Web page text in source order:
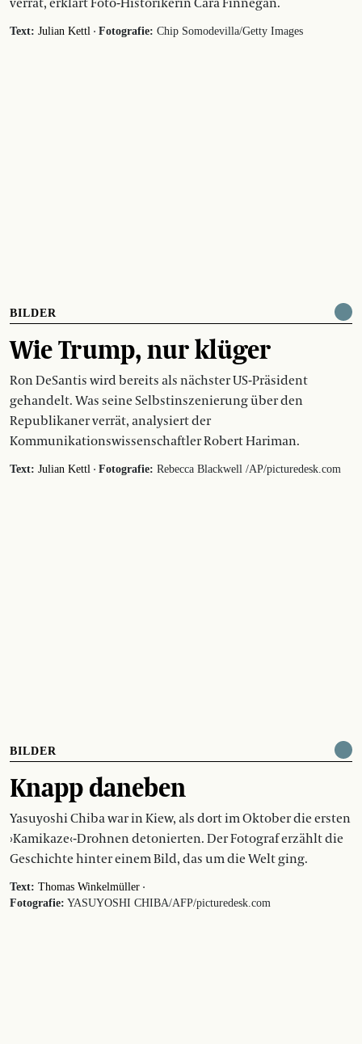
verrät, erklärt Foto-Historikerin Cara Finnegan.
Text: Julian Kettl · Fotografie: Chip Somodevilla/Getty Images
BILDER
Wie Trump, nur klüger
Ron DeSantis wird bereits als nächster US-Präsident
gehandelt. Was seine Selbstinszenierung über den
Republikaner verrät, analysiert der
Kommunikationswissenschaftler Robert Hariman.
Text: Julian Kettl · Fotografie: Rebecca Blackwell /AP/picturedesk.com
BILDER
Knapp daneben
Yasuyoshi Chiba war in Kiew, als dort im Oktober die ersten
›Kamikaze‹-Drohnen detonierten. Der Fotograf erzählt die
Geschichte hinter einem Bild, das um die Welt ging.
Text: Thomas Winkelmüller ·
Fotografie: YASUYOSHI CHIBA/AFP/picturedesk.com